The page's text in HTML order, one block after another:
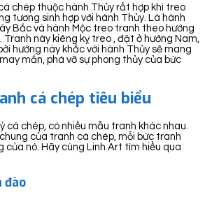
chép thuộc hành Thủy rất hợp khi treo
tương sinh hợp với hành Thủy. Là hành
Bắc và hành Mộc treo tranh theo hướng
này kiêng kỵ treo , đặt ở hướng Nam,
hướng này khắc với hành Thủy sẽ mang
mắn, phá vỡ sự phong thủy của bức
cá chép tiêu biểu
cá chép, có nhiều mẫu tranh khác nhau.
của tranh cá chép, mỗi bức tranh
của nó. Hãy cùng Linh Art tìm hiểu qua
đào